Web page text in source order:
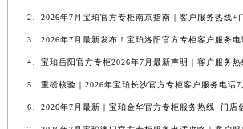
2、2026年7月宝珀官方专柜南京指南｜客户服务热线+
3、2026年7月最新发布！宝珀洛阳官方专柜客户服务
4、宝珀岳阳官方专柜2026年7月最新声明｜客户服务
5、重磅核验｜2026年宝珀长沙官方专柜客户服务电话7
6、2026年7月最新｜宝珀金华官方专柜服务热线+门店